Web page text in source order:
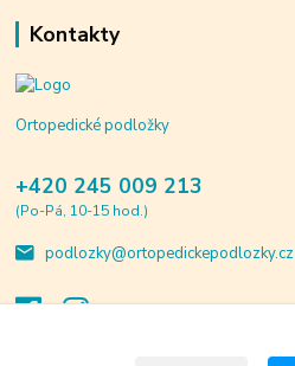
Kontakty
Ortopedické podložky
+420 245 009 213
(Po-Pá, 10-15 hod.)
podlozky@ortopedickepodlozky.cz